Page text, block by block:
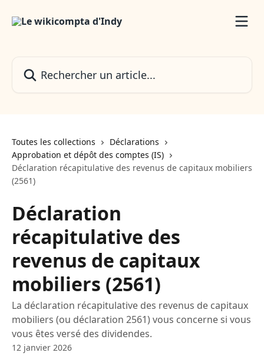
Toutes les collections
Déclarations
Approbation et dépôt des comptes (IS)
Déclaration récapitulative des revenus de capitaux mobiliers
(2561)
Déclaration
récapitulative des
revenus de capitaux
mobiliers (2561)
La déclaration récapitulative des revenus de capitaux
mobiliers (ou déclaration 2561) vous concerne si vous
vous êtes versé des dividendes.
12 janvier 2026